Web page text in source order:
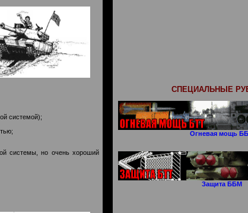
системой);
системы, но очень хороший
СПЕЦИАЛЬНЫЕ
Огневая мощь
Защита ББМ